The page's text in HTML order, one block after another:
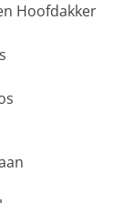
Hoofdakker